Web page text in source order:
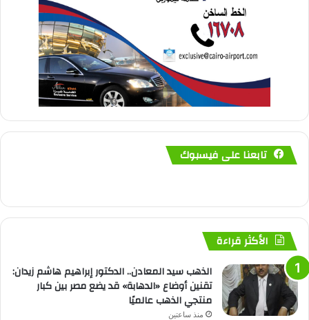
تابعنا على فيسبوك
الأكثر قراءة
الذهب سيد المعادن.. الدكتور إبراهيم هاشم زيدان:
تقنين أوضاع «الدهابة» قد يضع مصر بين كبار
منتجي الذهب عالميًا
منذ ساعتين